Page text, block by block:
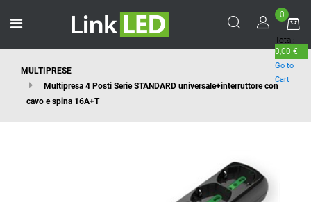
0
Total:
0,00 €
Go to
Cart
MULTIPRESE
Multipresa 4 Posti Serie STANDARD universale+interruttore con
cavo e spina 16A+T